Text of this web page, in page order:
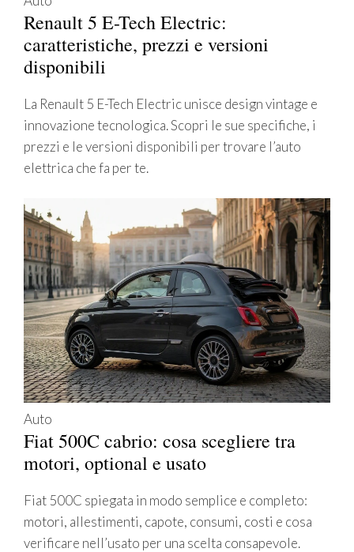
Renault 5 E-Tech Electric:
caratteristiche, prezzi e versioni
disponibili
La Renault 5 E-Tech Electric unisce design vintage e
innovazione tecnologica. Scopri le sue specifiche, i
prezzi e le versioni disponibili per trovare l’auto
elettrica che fa per te.
Auto
Fiat 500C cabrio: cosa scegliere tra
motori, optional e usato
Fiat 500C spiegata in modo semplice e completo:
motori, allestimenti, capote, consumi, costi e cosa
verificare nell’usato per una scelta consapevole.